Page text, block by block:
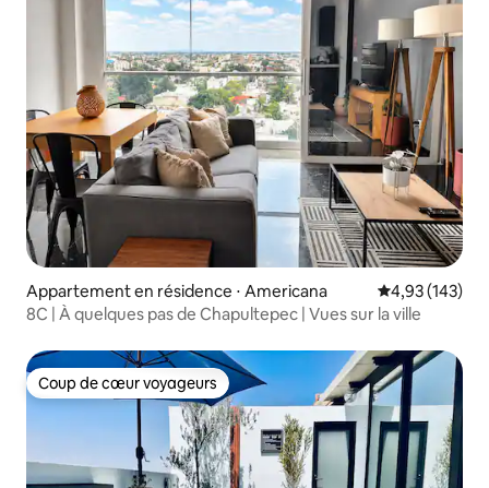
Appartement en résidence ⋅ Americana Évaluation
4,93 (143)
8C | À quelques pas de Chapultepec | Vues sur la ville
Coup de cœur voyageurs
Coup de cœur voyageurs